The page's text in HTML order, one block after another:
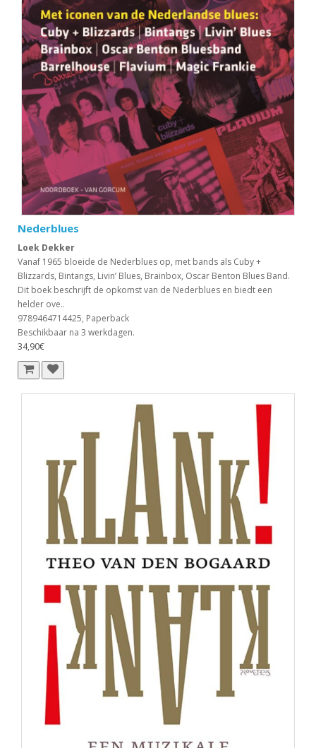
Nederblues
Loek Dekker
Vanaf 1965 bloeide de Nederblues op, met bands als Cuby +
Blizzards, Bintangs, Livin’ Blues, Brainbox, Oscar Benton Blues Band.
Dit boek beschrijft de opkomst van de Nederblues en biedt een
helder ove..
9789464714425, Paperback
Beschikbaar na 3 werkdagen.
34,90€